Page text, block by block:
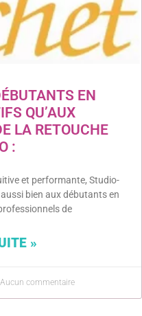
EN
QU’AUX
LA RETOUCHE
:
et performante, Studio-
bien aux débutants en
de
»
Aucun commentaire